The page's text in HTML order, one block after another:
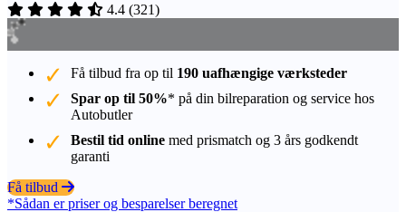
4.4 (321)
Få tilbud fra op til 190 uafhængige værksteder
Spar op til 50%* på din bilreparation og service hos
Autobutler
Bestil tid online med prismatch og 3 års godkendt
garanti
Få tilbud
*Sådan er priser og besparelser beregnet